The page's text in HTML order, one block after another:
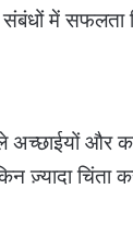
संबंधों में
और
ज़्यादा चिंता